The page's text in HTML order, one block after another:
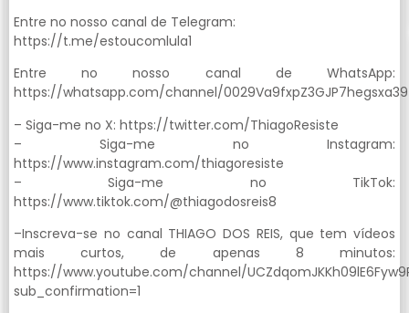
Entre no nosso canal de Telegram:
https://t.me/estoucomlula1
Entre no nosso canal de WhatsApp:
https://whatsapp.com/channel/0029Va9fxpZ3GJP7hegsxa39
– Siga-me no X: https://twitter.com/ThiagoResiste
– Siga-me no Instagram:
https://www.instagram.com/thiagoresiste
– Siga-me no TikTok:
https://www.tiktok.com/@thiagodosreis8
–Inscreva-se no canal THIAGO DOS REIS, que tem vídeos
mais curtos, de apenas 8 minutos:
https://www.youtube.com/channel/
sub_confirmation=1